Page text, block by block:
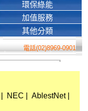
環保綠能
加值服務
其他分類
電話(02)8969-0901
NEC AblestNet